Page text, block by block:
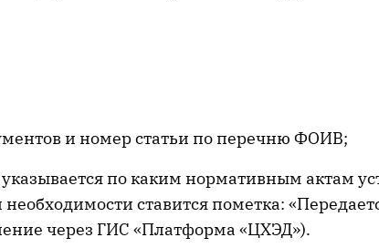
и номер статьи по перечню ФОИВ;
по каким нормативным актам
ставится пометка:
через ГИС «Платформа «ЦХЭД»).